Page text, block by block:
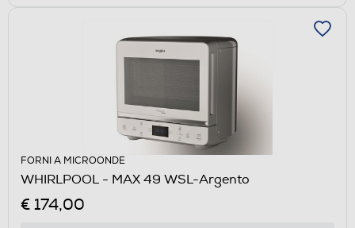
FORNI A MICROONDE
WHIRLPOOL - MAX 49 WSL-Argento
€ 174,00